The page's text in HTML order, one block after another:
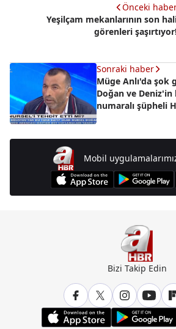
Önceki
Yeşilçam mekanlarının son
görenleri
Sonraki haber
Müge Anlı'da şok
Doğan ve
numaralı şüpheli
Mobil
Bizi Takip Edin